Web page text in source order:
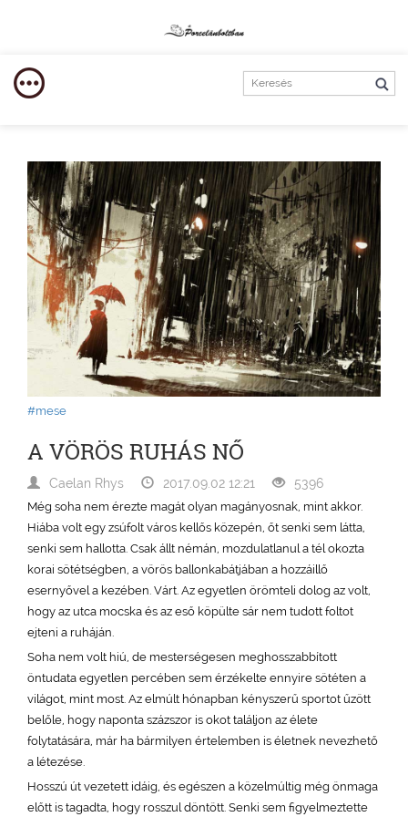
#mese
A VÖRÖS RUHÁS NŐ
Caelan Rhys 2017.09.02 12:21 5396
Még soha nem érezte magát olyan magányosnak, mint akkor.
Hiába volt egy zsúfolt város kellős közepén, őt senki sem látta,
senki sem hallotta. Csak állt némán, mozdulatlanul a tél okozta
korai sötétségben, a vörös ballonkabátjában a hozzáillő
esernyővel a kezében. Várt. Az egyetlen örömteli dolog az volt,
hogy az utca mocska és az eső köpülte sár nem tudott foltot
ejteni a ruháján.
Soha nem volt hiú, de mesterségesen meghosszabbított
öntudata egyetlen percében sem érzékelte ennyire sötéten a
világot, mint most. Az elmúlt hónapban kényszerű sportot űzött
belőle, hogy naponta százszor is okot találjon az élete
folytatására, már ha bármilyen értelemben is életnek nevezhető
a létezése.
Hosszú út vezetett idáig, és egészen a közelmúltig még önmaga
előtt is tagadta, hogy rosszul döntött. Senki sem figyelmeztette